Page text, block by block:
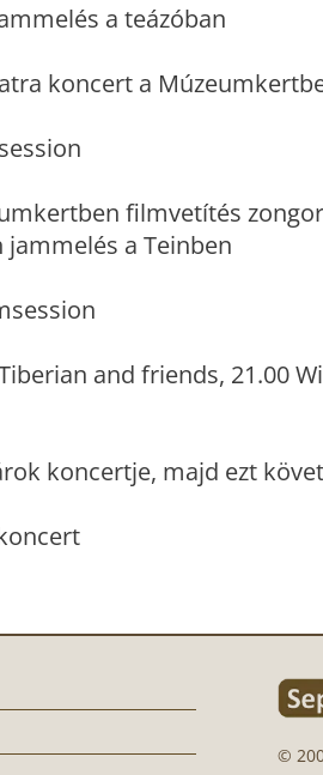
a teázóban
koncert a
filmvetítés
a Teinben
Tiberian and friends, 21.00
koncertje, majd ezt
©